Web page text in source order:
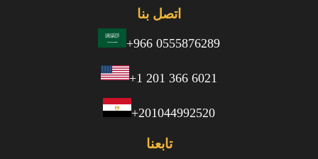
اتصل بنا
+966 0555876289
+1 201 366 6021
+201044992520
تابعنا